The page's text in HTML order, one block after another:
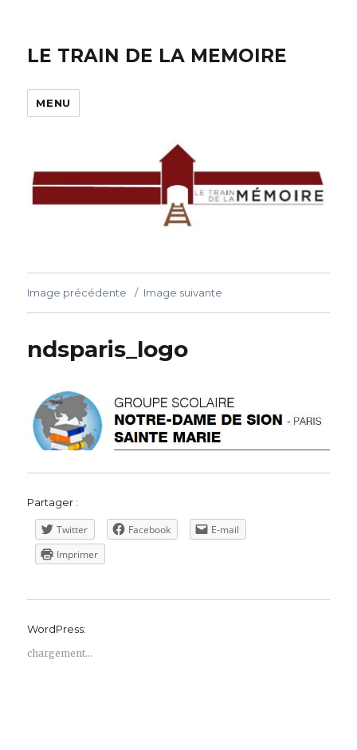
LE TRAIN DE LA MEMOIRE
MENU
Image précédente Image suivante
ndsparis_logo
Partager :
Twitter Facebook
E-mail
Imprimer
WordPress:
chargement…